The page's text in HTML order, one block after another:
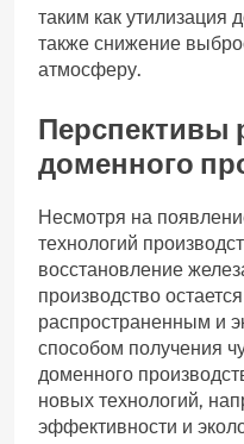
таким как утилизация
также снижение
атмосферу.
Перспективы
доменного
Несмотря на
технологий
восстановление
производство
распространенным и
способом получения
доменного
новых технологий‚
эффективности и